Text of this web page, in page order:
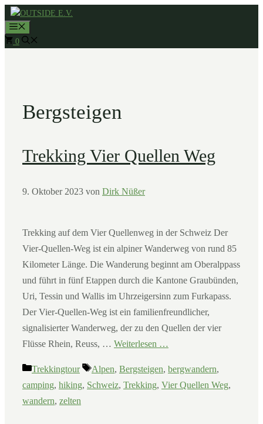
Zum
Inhalt
springen
0
Bergsteigen
Trekking Vier Quellen Weg
9. Oktober 2023 von Dirk Nüßer
Trekking auf dem Vier Quellenweg in der Schweiz Der
Vier-Quellen-Weg ist ein alpiner Wanderweg von rund 85
Kilometer Länge. Die Wanderung beginnt am Oberalppass
und führt in fünf Etappen durch die Kantone Graubünden,
Uri, Tessin und Wallis im Uhrzeigersinn zum Furkapass.
Der Vier-Quellen-Weg ist ein familienfreundlicher,
signalisierter Wanderweg, der zu den Quellen der vier
Flüsse Rhein, Reuss, … Weiterlesen …
Kategorien
Trekkingtour Schlagwörter
Alpen, Bergsteigen, bergwandern,
camping, hiking, Schweiz, Trekking, Vier Quellen Weg,
wandern, zelten